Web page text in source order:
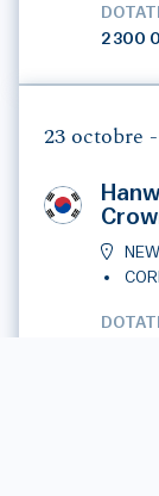
2 300
23 octobre -